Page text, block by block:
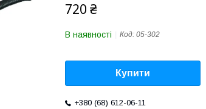
720 ₴
В наявності Код: 05-302
Купити
+380 (68) 612-06-11